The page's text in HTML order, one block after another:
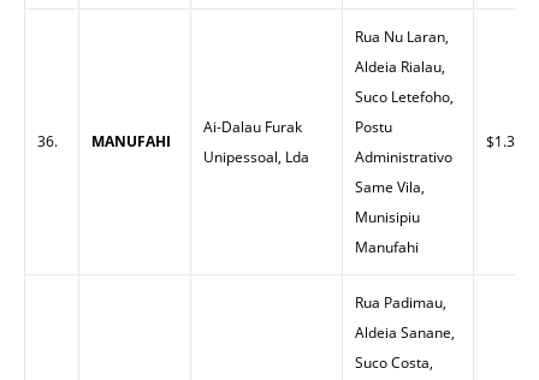
36. MANUFAHI
Ai-Dalau Furak
Unipessoal, Lda
Rua Nu Laran,
Aldeia Rialau,
Suco Letefoho,
Postu
Administrativo
Same Vila,
Munisipiu
Manufahi
$1.32
Rua Padimau,
Aldeia Sanane,
Suco Costa,